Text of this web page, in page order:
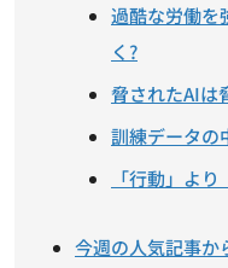
過酷な労働を
く?
脅されたAIは
訓練データの
「行動」よ
今週の人気記事